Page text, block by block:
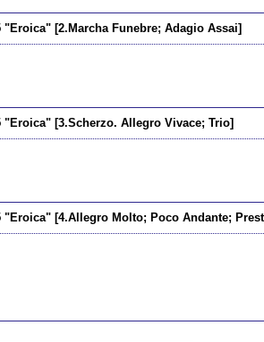
[2.Marcha Funebre; Adagio Assai]
[3.Scherzo. Allegro Vivace; Trio]
[4.Allegro Molto; Poco Andante;